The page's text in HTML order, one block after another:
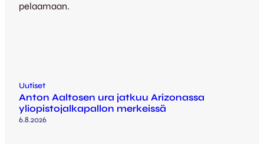
pelaamaan.
Uutiset
Anton Aaltosen ura jatkuu Arizonassa
yliopistojalkapallon merkeissä
6.8.2026